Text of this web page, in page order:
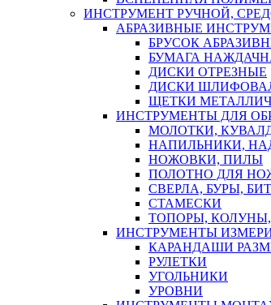
ИНСТРУМЕНТ РУЧНОЙ,
АБРАЗИВНЫЕ
БРУСОК
БУМАГА
ДИСКИ ОТРЕЗНЫЕ
ДИСКИ
ЩЕТКИ
ИНСТРУМЕНТЫ ДЛЯ
МОЛОТКИ,
НАПИЛЬНИКИ,
НОЖОВКИ, ПИЛЫ
ПОЛОТНО ДЛЯ
СВЕРЛА, БУРЫ,
СТАМЕСКИ
ТОПОРЫ,
ИНСТРУМЕНТЫ
КАРАНДАШИ
РУЛЕТКИ
УГОЛЬНИКИ
УРОВНИ